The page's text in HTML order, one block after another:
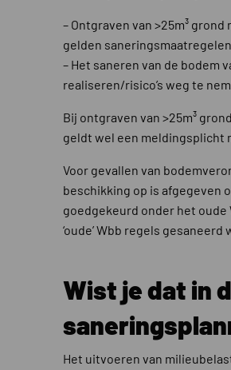
– Ontgraven van >25m³
gelden
– Het saneren van de
realiseren/risico’s weg te
Bij ontgraven van >25m³
geldt wel een meldingsplicht
Voor gevallen van
beschikking op is afgegeven
goedgekeurd onder het oude
‘oude’ Wbb regels gesaneerd
Wist je dat in
Het uitvoeren van